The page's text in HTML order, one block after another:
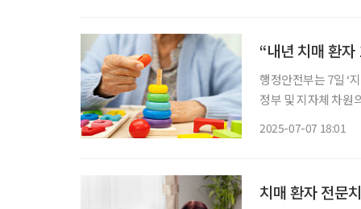
“내년 치매 환
행정안전부는 7일 ‘
정부 및 지자체 차원의 대응 현황을 소개
2025-07-07 18:01
치매 환자 전문